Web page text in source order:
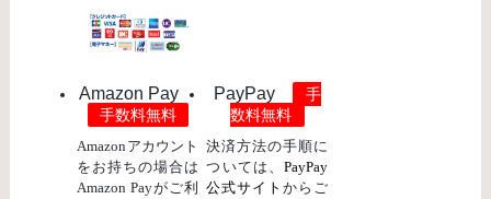
Amazon Pay
手数料無料
Amazonアカウント
をお持ちの場合は
Amazon Payがご利
PayPay
手
数料無料
決済方法の手順に
ついては、PayPay
公式サイトからご